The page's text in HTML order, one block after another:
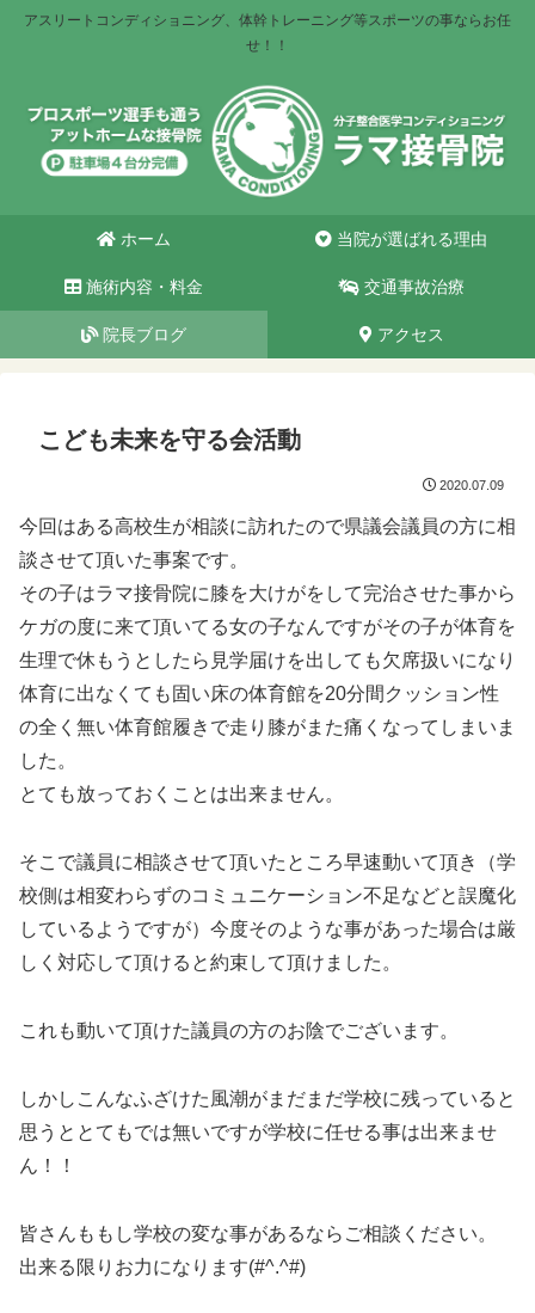
アスリートコンディショニング、体幹トレーニング等スポーツの事ならお任
せ！！
ホーム 当院が選ばれる理由
施術内容・料金 交通事故治療
院長ブログ アクセス
こども未来を守る会活動
2020.07.09
今回はある高校生が相談に訪れたので県議会議員の方に相
談させて頂いた事案です。
その子はラマ接骨院に膝を大けがをして完治させた事から
ケガの度に来て頂いてる女の子なんですがその子が体育を
生理で休もうとしたら見学届けを出しても欠席扱いになり
体育に出なくても固い床の体育館を20分間クッション性
の全く無い体育館履きで走り膝がまた痛くなってしまいま
した。
とても放っておくことは出来ません。
そこで議員に相談させて頂いたところ早速動いて頂き（学
校側は相変わらずのコミュニケーション不足などと誤魔化
しているようですが）今度そのような事があった場合は厳
しく対応して頂けると約束して頂けました。
これも動いて頂けた議員の方のお陰でございます。
しかしこんなふざけた風潮がまだまだ学校に残っていると
思うととてもでは無いですが学校に任せる事は出来ませ
ん！！
皆さんももし学校の変な事があるならご相談ください。
出来る限りお力になります(#^.^#)